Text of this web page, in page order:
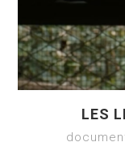
LES